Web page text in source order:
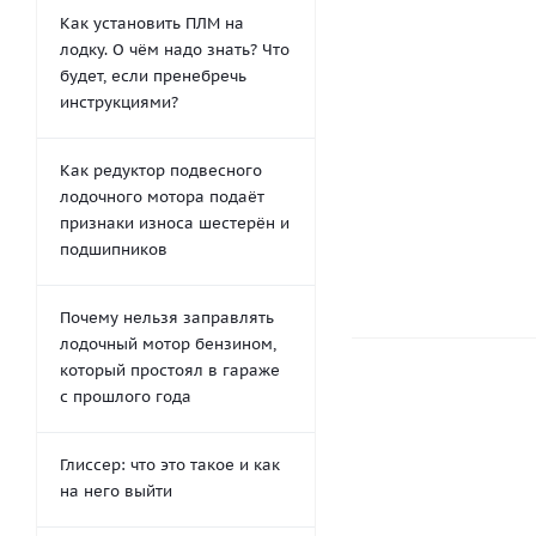
Как установить ПЛМ на
лодку. О чём надо знать? Что
будет, если пренебречь
инструкциями?
Как редуктор подвесного
лодочного мотора подаёт
признаки износа шестерён и
подшипников
Почему нельзя заправлять
лодочный мотор бензином,
который простоял в гараже
с прошлого года
Глиссер: что это такое и как
на него выйти